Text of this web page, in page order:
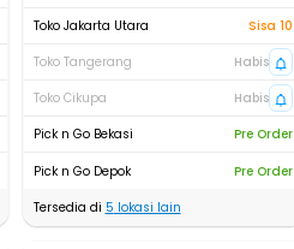
Toko Jakarta Utara
Sisa 10
Toko Tangerang
Habis
Toko Cikupa
Habis
Pick n Go Bekasi
Pre Order
Pick n Go Depok
Pre Order
Tersedia di 5 lokasi lain